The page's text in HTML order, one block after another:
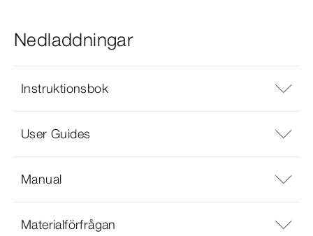
Nedladdningar
Instruktionsbok
User Guides
Manual
Materialförfrågan